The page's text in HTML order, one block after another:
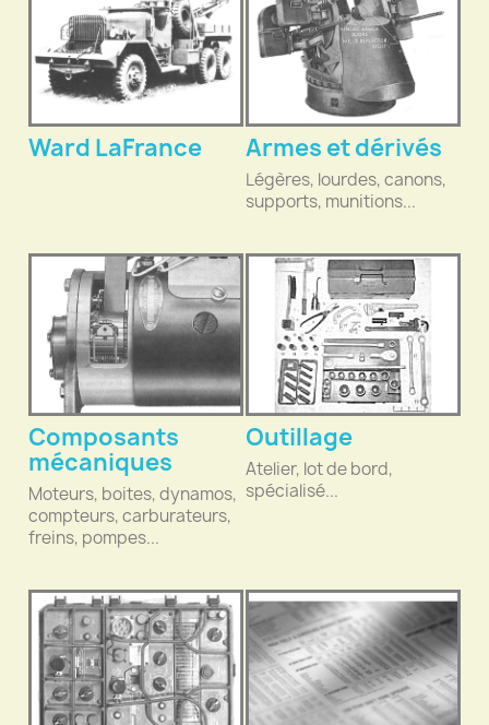
Ward LaFrance Armes et dérivés
Légères, lourdes, canons,
supports, munitions...
Composants
mécaniques
Moteurs, boites, dynamos,
compteurs, carburateurs,
freins, pompes...
Outillage
Atelier, lot de bord,
spécialisé...